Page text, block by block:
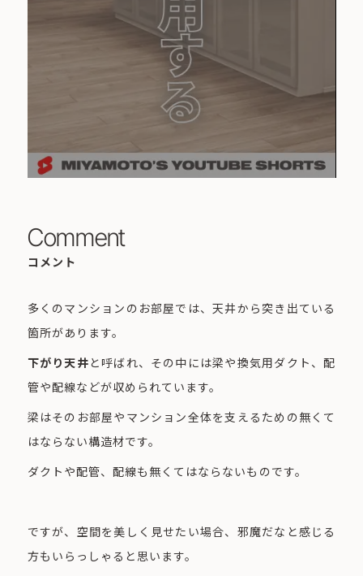
Comment
コメント
多くのマンションのお部屋では、天井から突き出ている
箇所があります。
下がり天井と呼ばれ、その中には梁や換気用ダクト、配
管や配線などが収められています。
梁はそのお部屋やマンション全体を支えるための無くて
はならない構造材です。
ダクトや配管、配線も無くてはならないものです。
ですが、空間を美しく見せたい場合、邪魔だなと感じる
方もいらっしゃると思います。